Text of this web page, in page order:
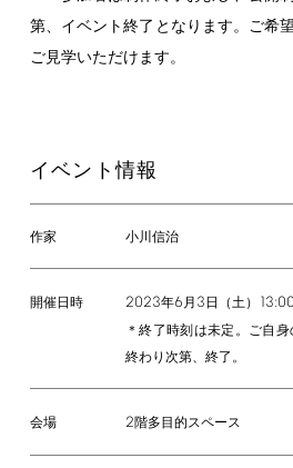
第、イベント終了となります。ご希
ご見学いただけます。
イベント情報
作家 小川信治
開催日時 2023年6月 3 日（土） 13:00
＊終了時刻は未定。ご自
終わり次第、終了。
会場 2 階多目的スペース